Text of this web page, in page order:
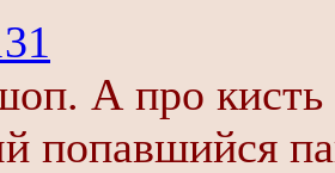
А про кисть
попавшийся